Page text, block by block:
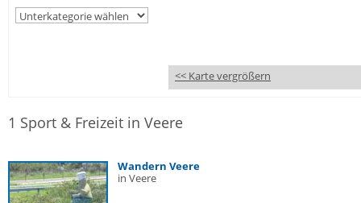
<< Karte vergrößern
1 Sport & Freizeit in Veere
Wandern Veere
in Veere